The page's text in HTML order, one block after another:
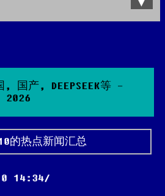
国产, DEEPSEEK等 -
2026
的热点新闻汇总
14:34